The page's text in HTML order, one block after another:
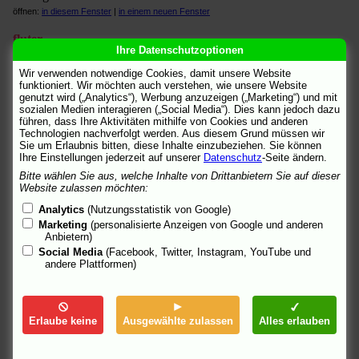
öffnen: in diesem Fenster | in einem neuen Fenster
fluter
"Der große Knall." Von Stefanie Zobl.
öffnen: in diesem Fenster in einem neuen Fenster
General-Anzeiger Online - Bonn
Kritik von Dietmar Kanthak.
öffnen:in diesem Fenster|in einem neuen Fenster
Hamburger Abendblatt Online
"Ein Autounfall mit fatalen Folgen." Von Heinrich Oehmsen.
öffnen:in diesem Fenster|in einem neuen Fenster
Hamburger Morgenpost
"Thriller-Komödie in »Memento«-Manier mit einem exzellenten
Ensemble." Von Marco Schmidt.
öffnen:in diesem Fenster |in einem neuen Fenster
Kritik von Gerald Koll.
in diesem Fenster in einem neuen Fenster
Ihre Datenschutzoptionen
Wir verwenden notwendige Cookies, damit unsere Website
funktioniert. Wir möchten auch verstehen, wie unsere Website
genutzt wird („Analytics“), Werbung anzuzeigen („Marketing“) und mit
sozialen Medien interagieren („Social Media“). Dies kann jedoch dazu
führen, dass Ihre Aktivitäten mithilfe von Cookies und anderen
Technologien nachverfolgt werden. Aus diesem Grund müssen wir
Sie um Erlaubnis bitten, diese Inhalte einzubeziehen. Sie können
Ihre Einstellungen jederzeit auf unserer Datenschutz-Seite ändern.
Bitte wählen Sie aus, welche Inhalte von Drittanbietern Sie auf dieser
Website zulassen möchten:
Analytics (Nutzungsstatistik von Google)
Marketing (personalisierte Anzeigen von Google und anderen
Anbietern)
Social Media (Facebook, Twitter, Instagram, YouTube und
andere Plattformen)
Erlaube keine Ausgewählte zulassen Alles erlauben